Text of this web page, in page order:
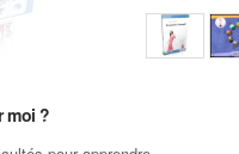
moi ?